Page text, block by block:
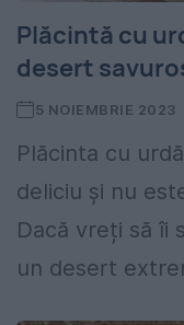
Plăcintă cu
desert
5 NOIEMBRIE 2023
Plăcinta cu
deliciu și nu
Dacă vreți să îi
un desert